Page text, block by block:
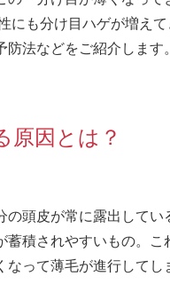
も分け目ハゲが増えて
法などをご紹介します。
原因とは？
頭皮が常に露出して
積されやすいもの。
って薄毛が進行してし